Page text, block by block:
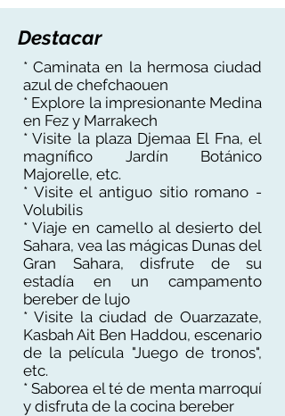
Destacar
* Caminata en la hermosa ciudad
azul de chefchaouen
* Explore la impresionante Medina
en Fez y Marrakech
* Visite la plaza Djemaa El Fna, el
magnífico Jardín Botánico
Majorelle, etc.
* Visite el antiguo sitio romano -
Volubilis
* Viaje en camello al desierto del
Sahara, vea las mágicas Dunas del
Gran Sahara, disfrute de su
estadía en un campamento
bereber de lujo
* Visite la ciudad de Ouarzazate,
Kasbah Ait Ben Haddou, escenario
de la película "Juego de tronos",
etc.
* Saborea el té de menta marroquí
y disfruta de la cocina bereber